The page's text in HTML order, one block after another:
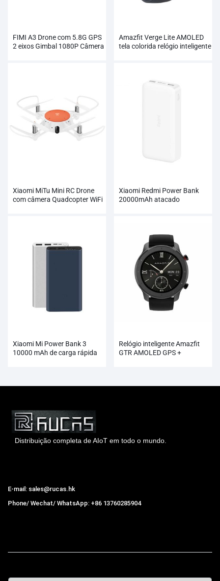
FIMI A3 Drone com 5.8G GPS
2 eixos Gimbal 1080P Câmera
Amazfit Verge Lite AMOLED
tela colorida relógio inteligente
Xiaomi MiTu Mini RC Drone
com câmera Quadcopter WiFi
Xiaomi Redmi Power Bank
20000mAh atacado
Xiaomi Mi Power Bank 3
10000 mAh de carga rápida
Relógio inteligente Amazfit
GTR AMOLED GPS +
Distribuição completa de AIoT em todo o mundo.
E-mail: sales@rucas.hk
Phone/ Wechat/ WhatsApp: +86 13760285904